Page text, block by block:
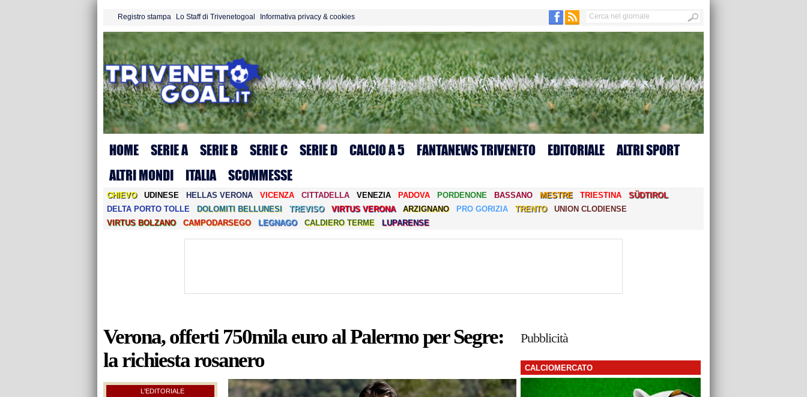
Registro stampa Lo Staff di Trivenetogoal Informativa privacy & cookies
HOME SERIE A SERIE B SERIE C SERIE D CALCIO A 5 FANTANEWS TRIVENETO EDITORIALE ALTRI SPORT
ALTRI MONDI ITALIA SCOMMESSE
CHIEVO UDINESE HELLAS VERONA VICENZA CITTADELLA VENEZIA PADOVA PORDENONE BASSANO MESTRE TRIESTINA
SÜDTIROL
DELTA PORTO TOLLE
DOLOMITI BELLUNESI TREVISO VIRTUS VERONA ARZIGNANO PRO GORIZIA TRENTO
UNION CLODIENSE
VIRTUS BOLZANO
CAMPODARSEGO LEGNAGO CALDIERO TERME LUPARENSE
Verona, offerti 750mila euro al Palermo per Segre:
la richiesta rosanero
L'EDITORIALE
Pubblicità
CALCIOMERCATO